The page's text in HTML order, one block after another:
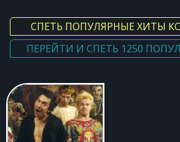
СПЕТЬ ПОПУЛЯРНЫЕ ХИТЫ
ПЕРЕЙТИ И СПЕТЬ 1250